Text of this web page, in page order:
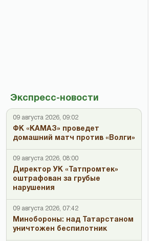
Экспресс-новости
09 августа 2026, 09:02
ФК «КАМАЗ» проведет
домашний матч против «Волги»
09 августа 2026, 08:00
Директор УК «Татпромтек»
оштрафован за грубые
нарушения
09 августа 2026, 07:42
Минобороны: над Татарстаном
уничтожен беспилотник